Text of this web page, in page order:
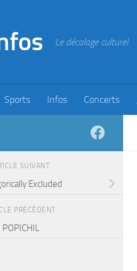
Le décalage culturel
Sports Infos Concerts
SUIVANT
Excluded
PRÉCÉDENT
POPICHIL